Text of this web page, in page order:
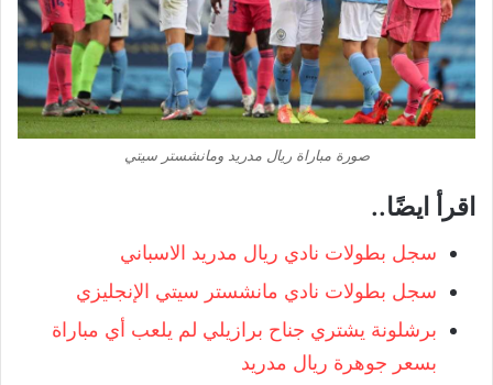
صورة مباراة ريال مدريد ومانشستر سيتي
اقرأ ايضًا..
سجل بطولات نادي ريال مدريد الاسباني
سجل بطولات نادي مانشستر سيتي الإنجليزي
برشلونة يشتري جناح برازيلي لم يلعب أي مباراة
بسعر جوهرة ريال مدريد